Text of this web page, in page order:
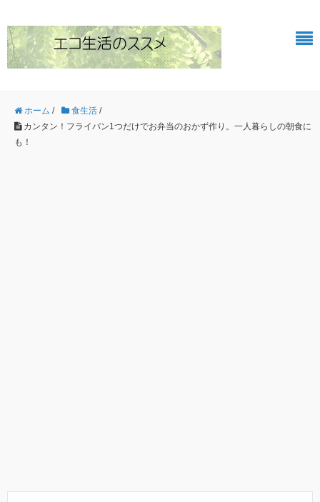
ホーム / 食生活 /
カンタン！フライパン1つだけでお弁当のおかず作り。一人暮らしの朝食に
も！